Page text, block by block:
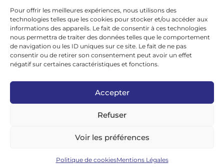
Pour offrir les meilleures expériences, nous utilisons des
technologies telles que les cookies pour stocker et/ou accéder aux
informations des appareils. Le fait de consentir à ces technologies
nous permettra de traiter des données telles que le comportement
de navigation ou les ID uniques sur ce site. Le fait de ne pas
consentir ou de retirer son consentement peut avoir un effet
négatif sur certaines caractéristiques et fonctions.
Accepter
Refuser
Voir les préférences
Politique de cookiesMentions Légales
Réseaux sociaux
google news
facebook
twitter